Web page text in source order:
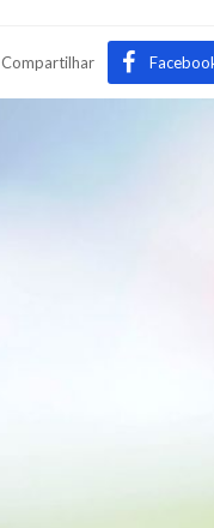
Compartilhar